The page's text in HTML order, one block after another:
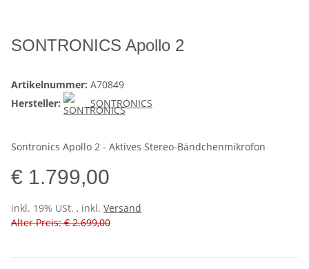
SONTRONICS Apollo 2
Artikelnummer: A70849
Hersteller:
SONTRONICS
Sontronics Apollo 2 - Aktives Stereo-Bändchenmikrofon
€ 1.799,00
inkl. 19% USt. , inkl. Versand
Alter Preis: € 2.699,00